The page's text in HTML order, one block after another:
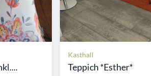
Kasthall
Teppich *Esther*